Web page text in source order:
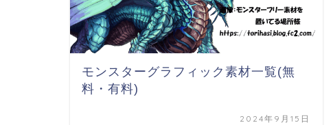
モンスターグラフィック素材一覧(無
料・有料)
2024年9月15日